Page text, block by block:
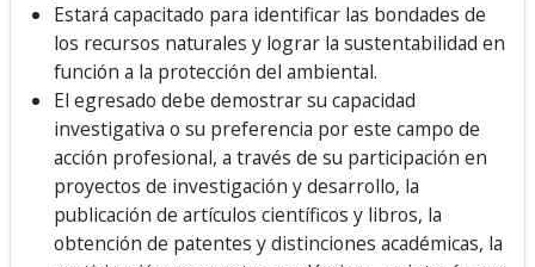
Estará capacitado para identificar las bondades de
los recursos naturales y lograr la sustentabilidad en
función a la protección del ambiental.
El egresado debe demostrar su capacidad
investigativa o su preferencia por este campo de
acción profesional, a través de su participación en
proyectos de investigación y desarrollo, la
publicación de artículos científicos y libros, la
obtención de patentes y distinciones académicas, la